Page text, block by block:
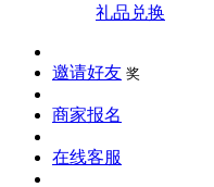
礼品兑换
邀请好友 奖
商家报名
在线客服